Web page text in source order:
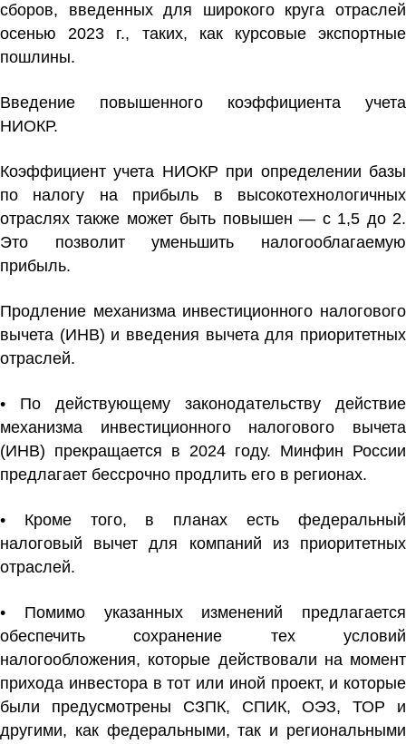
сборов, введенных для широкого круга отраслей
осенью 2023 г., таких, как курсовые экспортные
пошлины.
Введение повышенного коэффициента учета
НИОКР.
Коэффициент учета НИОКР при определении базы
по налогу на прибыль в
высокотехнологичных
отраслях также может быть повышен — с 1,5 до 2.
Это позволит уменьшить налогооблагаемую
прибыль.
Продление механизма инвестиционного налогового
вычета (ИНВ) и введения вычета для приоритетных
отраслей.
• По действующему законодательству действие
механизма инвестиционного налогового вычета
(ИНВ) прекращается в 2024 году. Минфин России
предлагает бессрочно продлить его в регионах.
• Кроме того, в планах есть федеральный
налоговый вычет для компаний из приоритетных
отраслей.
• Помимо указанных изменений предлагается
обеспечить сохранение тех условий
налогообложения, которые действовали на момент
прихода инвестора в тот или иной проект, и которые
были предусмотрены СЗПК, СПИК, ОЭЗ, ТОР и
другими, как федеральными, так и региональными